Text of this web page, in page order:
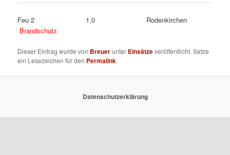
Feu 2 1,0 Rodenkirchen
Brandschutz
Dieser Eintrag wurde von Breuerunter Einsätzeveröffentlicht. Setze
ein Lesezeichen für den Permalink.
Datenschutzerklärung